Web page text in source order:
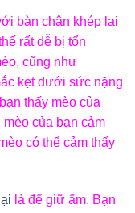
bàn chân khép lại
rất dễ bị tổn
cũng như
kẹt dưới sức nặng
thấy mèo của
của bạn cảm
có thể cảm thấy
là để giữ ấm. Bạn